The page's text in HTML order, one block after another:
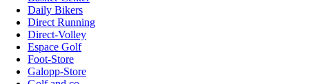
Daily Bikers
Direct Running
Direct-Volley
Espace Golf
Foot-Store
Galopp-Store